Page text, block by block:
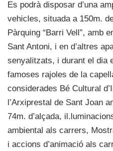
Es podrà disposar d’una
vehicles, situada a 150m.
Pàrquing “Barri Vell”, amb
Sant Antoni, i en d’altres
senyalitzats, i durant el dia
famoses rajoles de la
considerades Bé Cultural
l’Arxiprestal de Sant Joan
74m. d’alçada,
ambiental als carrers,
i accions d’animació als